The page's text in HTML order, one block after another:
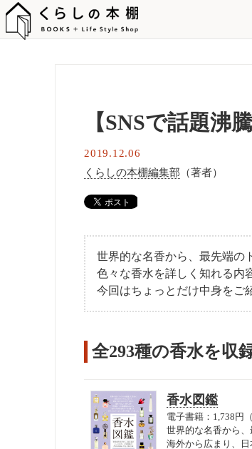
【SNSで話題沸
2019.12.06
くらしの本棚編集部 （著者）
世界的な名香から、最先端の
色々な香水を詳しく知れる内
今回はちょっとだけ中身をご
全293種の香水を収
香水図鑑
電子書籍：1,738円（
世界的な名香から
海外から広まり、